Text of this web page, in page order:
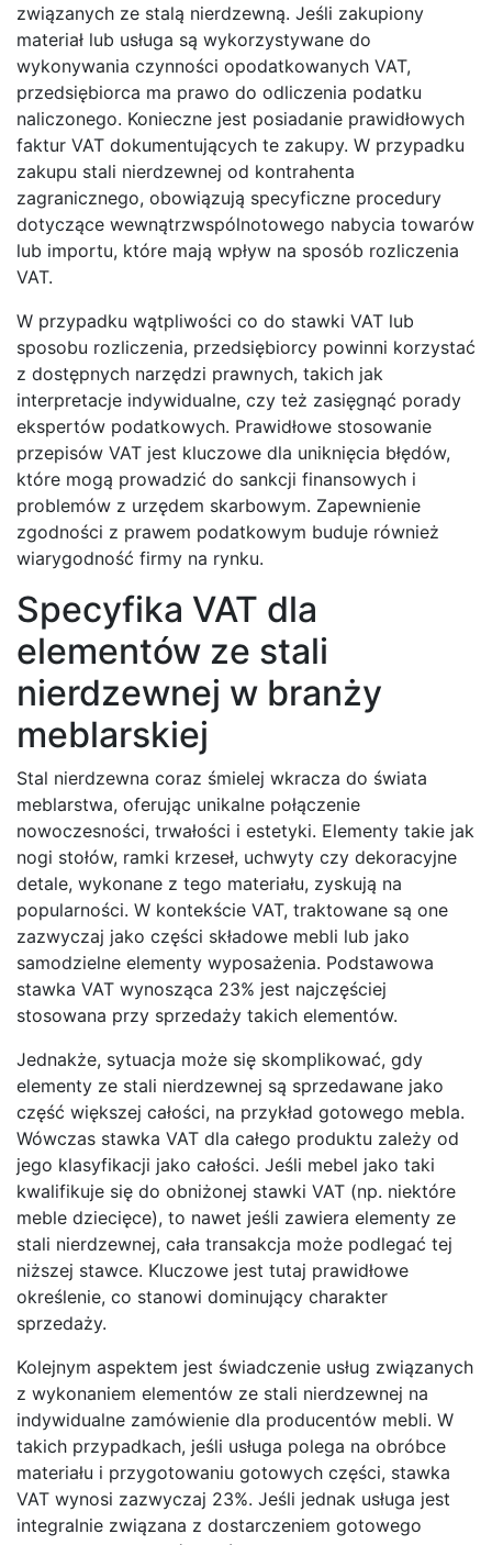
związanych ze stalą nierdzewną. Jeśli zakupiony
materiał lub usługa są wykorzystywane do
wykonywania czynności opodatkowanych VAT,
przedsiębiorca ma prawo do odliczenia podatku
naliczonego. Konieczne jest posiadanie prawidłowych
faktur VAT dokumentujących te zakupy. W przypadku
zakupu stali nierdzewnej od kontrahenta
zagranicznego, obowiązują specyficzne procedury
dotyczące wewnątrzwspólnotowego nabycia towarów
lub importu, które mają wpływ na sposób rozliczenia
VAT.
W przypadku wątpliwości co do stawki VAT lub
sposobu rozliczenia, przedsiębiorcy powinni korzystać
z dostępnych narzędzi prawnych, takich jak
interpretacje indywidualne, czy też zasięgnąć porady
ekspertów podatkowych. Prawidłowe stosowanie
przepisów VAT jest kluczowe dla uniknięcia błędów,
które mogą prowadzić do sankcji finansowych i
problemów z urzędem skarbowym. Zapewnienie
zgodności z prawem podatkowym buduje również
wiarygodność firmy na rynku.
Specyfika VAT dla
elementów ze stali
nierdzewnej w branży
meblarskiej
Stal nierdzewna coraz śmielej wkracza do świata
meblarstwa, oferując unikalne połączenie
nowoczesności, trwałości i estetyki. Elementy takie jak
nogi stołów, ramki krzeseł, uchwyty czy dekoracyjne
detale, wykonane z tego materiału, zyskują na
popularności. W kontekście VAT, traktowane są one
zazwyczaj jako części składowe mebli lub jako
samodzielne elementy wyposażenia. Podstawowa
stawka VAT wynosząca 23% jest najczęściej
stosowana przy sprzedaży takich elementów.
Jednakże, sytuacja może się skomplikować, gdy
elementy ze stali nierdzewnej są sprzedawane jako
część większej całości, na przykład gotowego mebla.
Wówczas stawka VAT dla całego produktu zależy od
jego klasyfikacji jako całości. Jeśli mebel jako taki
kwalifikuje się do obniżonej stawki VAT (np. niektóre
meble dziecięce), to nawet jeśli zawiera elementy ze
stali nierdzewnej, cała transakcja może podlegać tej
niższej stawce. Kluczowe jest tutaj prawidłowe
określenie, co stanowi dominujący charakter
sprzedaży.
Kolejnym aspektem jest świadczenie usług związanych
z wykonaniem elementów ze stali nierdzewnej na
indywidualne zamówienie dla producentów mebli. W
takich przypadkach, jeśli usługa polega na obróbce
materiału i przygotowaniu gotowych części, stawka
VAT wynosi zazwyczaj 23%. Jeśli jednak usługa jest
integralnie związana z dostarczeniem gotowego